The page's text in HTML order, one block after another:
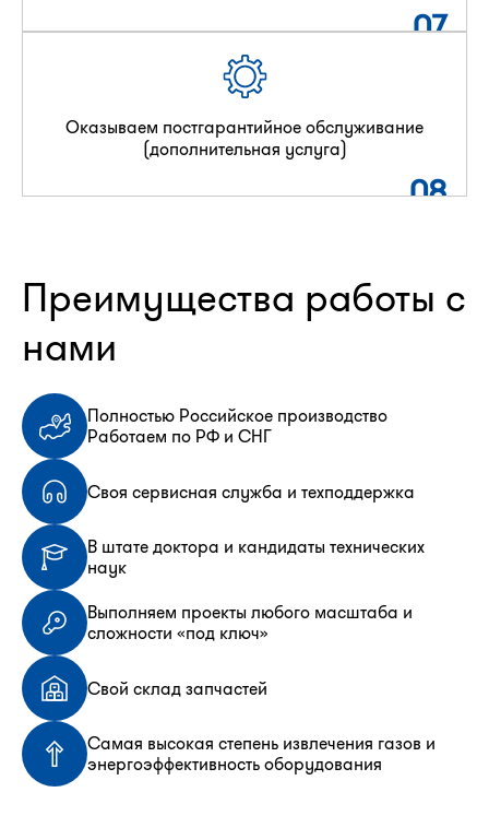
07
Оказываем постгарантийное обслуживание
(дополнительная услуга)
08
Преимущества работы с
нами
Полностью Российское производство
Работаем по РФ и СНГ
Своя сервисная служба и техподдержка
В штате доктора и кандидаты технических
наук
Выполняем проекты любого масштаба и
сложности «под ключ»
Свой склад запчастей
Самая высокая степень извлечения газов и
энергоэффективность оборудования